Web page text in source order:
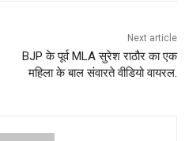
Next article
BJP के पूर्व MLA सुरेश राठौर का एक
महिला के बाल संवारते वीडियो वायरल.